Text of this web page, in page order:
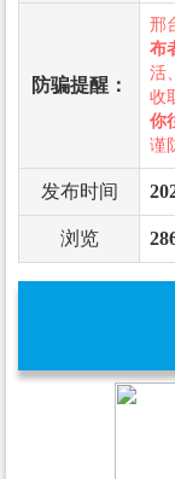
防骗提醒：
邢
布
活
收
你
谨
发布时间
浏览